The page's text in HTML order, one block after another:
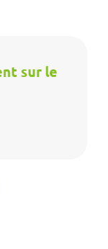
sur le